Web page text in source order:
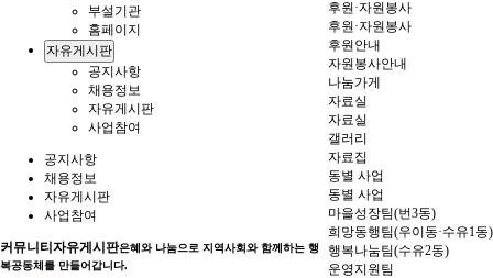
후원·자원봉사
후원·자원봉사
후원안내
자원봉사안내
나눔가게
자료실
자료실
갤러리
자료집
동별 사업
동별 사업
마을성장팀(번3동)
희망동행팀(우이동·수유1동)
행복나눔팀(수유2동)
운영지원팀
부설기관
홈페이지
자유게시판
공지사항
채용정보
자유게시판
사업참여
공지사항
채용정보
자유게시판
사업참여
커뮤니티 자유게시판은혜와 나눔으로 지역사회와 함께하는 행
복공동체를 만들어갑니다.